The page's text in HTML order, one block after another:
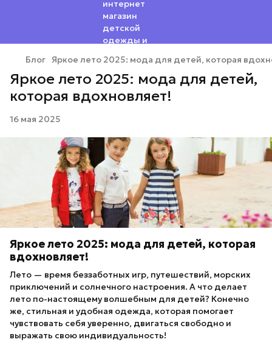
Блог Яркое лето 2025: мода для детей, которая
Яркое лето 2025: мода для детей,
которая вдохновляет!
16 мая 2025
Яркое лето 2025: мода для детей, которая
вдохновляет!
Лето — время беззаботных игр, путешествий, морских
приключений и солнечного настроения. А что делает
лето по-настоящему волшебным для детей? Конечно
же, стильная и удобная одежда, которая помогает
чувствовать себя уверенно, двигаться свободно и
выражать свою индивидуальность!